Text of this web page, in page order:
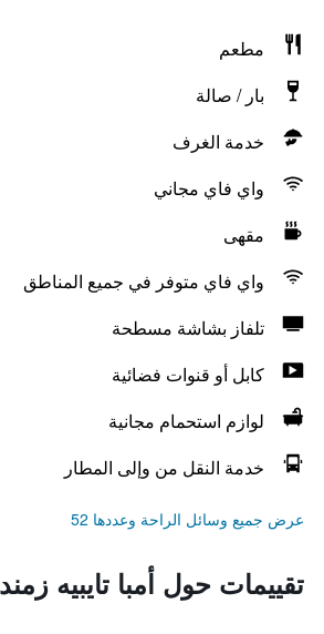
مطعم
بار / صالة
خدمة الغرف
واي فاي مجاني
مقهى
واي فاي متوفر في جميع المناطق
تلفاز بشاشة مسطحة
كابل أو قنوات فضائية
لوازم استحمام مجانية
خدمة النقل من وإلى المطار
عرض جميع وسائل الراحة وعددها 52
تقييمات حول أمبا تايبيه